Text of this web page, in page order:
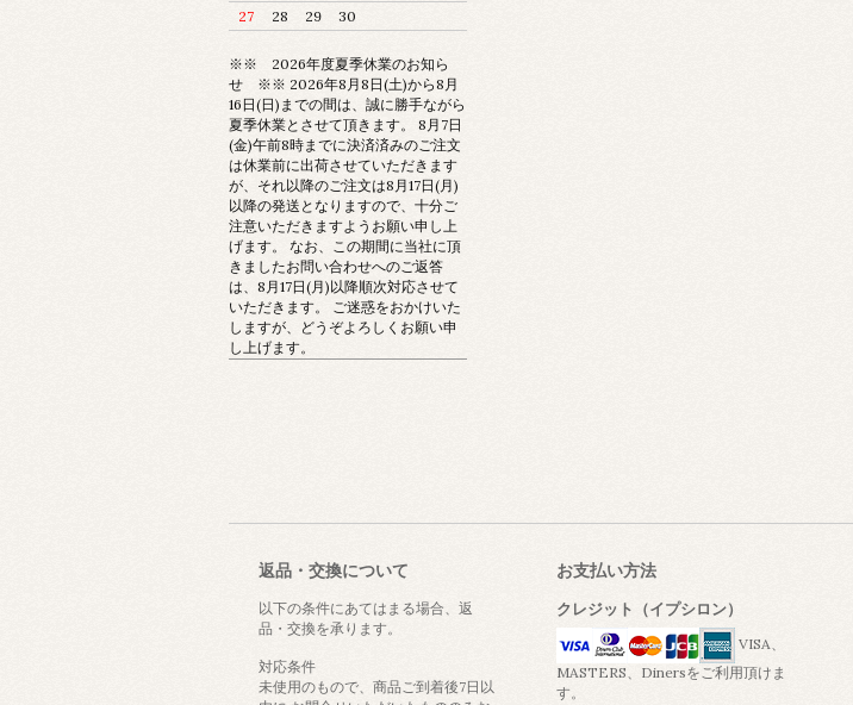
27
28 29 30
※※ 2026年度夏季休業のお知ら
せ ※※ 2026年8月8日(土)から8月
16日(日)までの間は、誠に勝手ながら
夏季休業とさせて頂きます。 8月7日
(金)午前8時までに決済済みのご注文
は休業前に出荷させていただきます
が、それ以降のご注文は8月17日(月)
以降の発送となりますので、十分ご
注意いただきますようお願い申し上
げます。 なお、この期間に当社に頂
きましたお問い合わせへのご返答
は、8月17日(月)以降順次対応させて
いただきます。 ご迷惑をおかけいた
しますが、どうぞよろしくお願い申
し上げます。
返品・交換について
以下の条件にあてはまる場合、返
品・交換を承ります。
対応条件
未使用のもので、商品ご到着後7日以
お支払い方法
クレジット（イプシロン）
VISA、
MASTERS、Dinersをご利用頂けま
す。